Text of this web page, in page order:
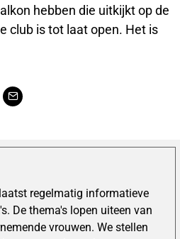
hebben die uitkijkt op de
club is tot laat open. Het is
regelmatig informatieve
De thema's lopen uiteen van
vrouwen. We stellen